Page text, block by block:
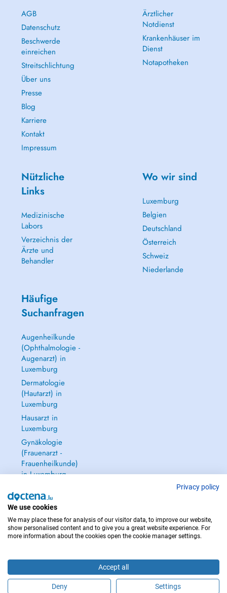
-Maladie de Parkinson et mouvements anormaux
-Céphalées aiguës et chroniques
-Troubles neuro cognitives
Buchen Sie einen Termin
AGB
Datenschutz
Beschwerde
einreichen
Streitschlichtung
Über uns
Presse
Blog
Karriere
Kontakt
Impressum
Ärztlicher
Notdienst
Krankenhäuser im
Dienst
Notapotheken
Nützliche
Links
Medizinische
Labors
Verzeichnis der
Ärzte und
Behandler
Wo wir sind
Luxemburg
Belgien
Deutschland
Österreich
Schweiz
Niederlande
Häufige
Suchanfragen
Augenheilkunde
(Ophthalmologie -
Augenarzt) in
Luxemburg
Dermatologie
(Hautarzt) in
Luxemburg
Hausarzt in
Luxemburg
Gynäkologie
(Frauenarzt -
Frauenheilkunde)
in Luxemburg
IM NOTFALL WENDEN SIE SICH AN : 112
Privacy policy
We use cookies
We may place these for analysis of our visitor data, to improve our website,
show personalised content and to give you a great website experience. For
more information about the cookies open the cookie manager settings.
Accept all
Deny Settings